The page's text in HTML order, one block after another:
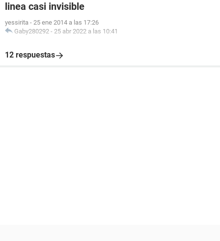
linea casi invisible
yessirita - 25 ene 2014 a las 17:26
Gaby280292 - 25 abr 2022 a las 10:41
12 respuestas